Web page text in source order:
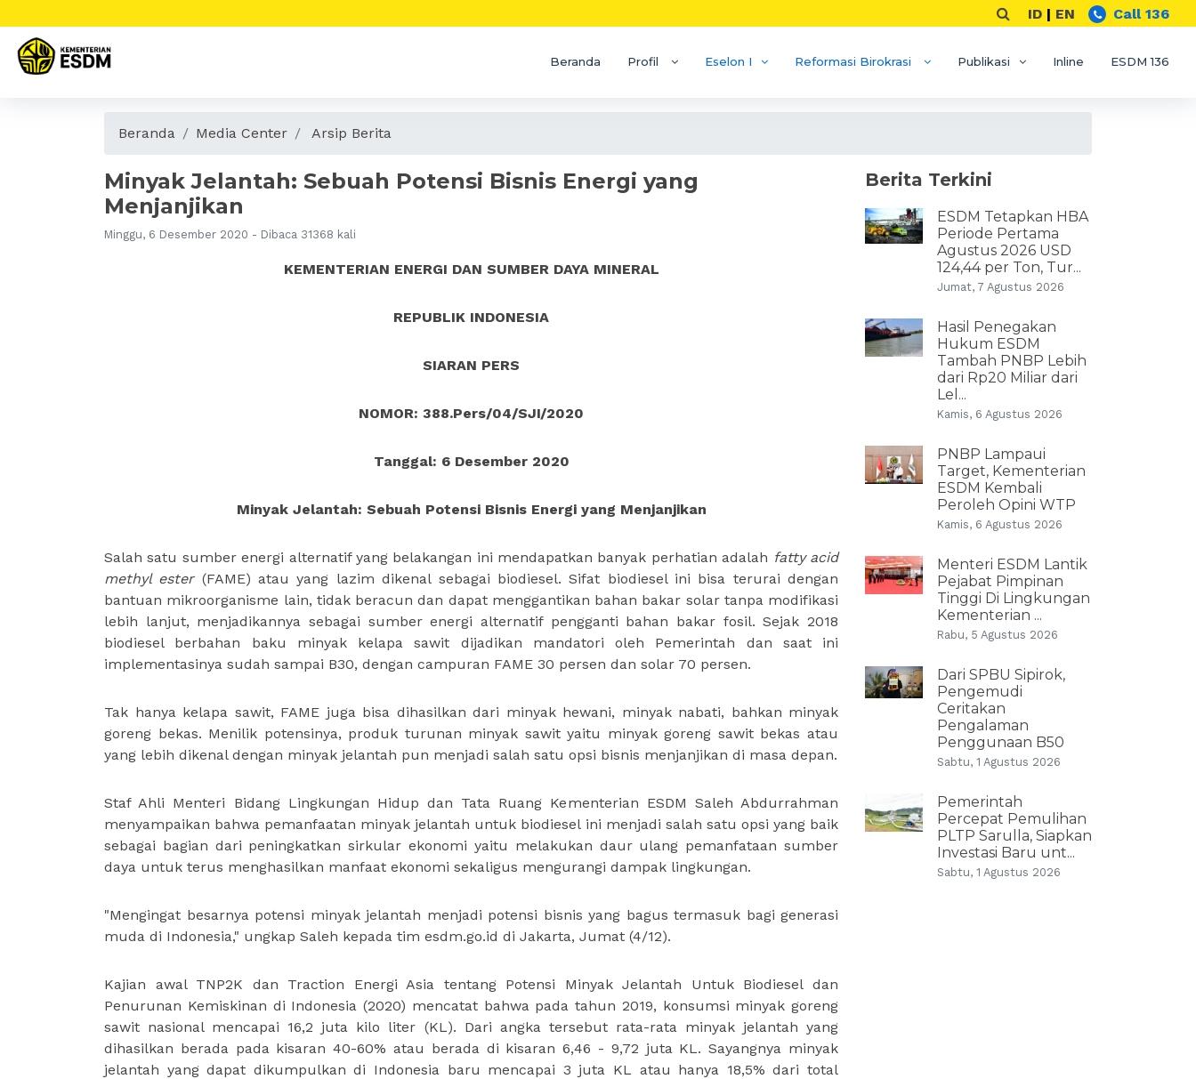
ID | EN Call 136
Beranda Profil Eselon I Reformasi Birokrasi Publikasi Inline ESDM 136
Beranda Media Center Arsip Berita
Minyak Jelantah: Sebuah Potensi Bisnis Energi yang
Menjanjikan
Minggu, 6 Desember 2020 - Dibaca 31368 kali
KEMENTERIAN ENERGI DAN SUMBER DAYA MINERAL
REPUBLIK INDONESIA
SIARAN PERS
NOMOR: 388.Pers/04/SJI/2020
Tanggal: 6 Desember 2020
Minyak Jelantah: Sebuah Potensi Bisnis Energi yang Menjanjikan
Salah satu sumber energi alternatif yang belakangan ini mendapatkan banyak perhatian adalah fatty acid
methyl ester (FAME) atau yang lazim dikenal sebagai biodiesel. Sifat biodiesel ini bisa terurai dengan
bantuan mikroorganisme lain, tidak beracun dan dapat menggantikan bahan bakar solar tanpa modifikasi
lebih lanjut, menjadikannya sebagai sumber energi alternatif pengganti bahan bakar fosil. Sejak 2018
biodiesel berbahan baku minyak kelapa sawit dijadikan mandatori oleh Pemerintah dan saat ini
implementasinya sudah sampai B30, dengan campuran FAME 30 persen dan solar 70 persen.
Tak hanya kelapa sawit, FAME juga bisa dihasilkan dari minyak hewani, minyak nabati, bahkan minyak
goreng bekas. Menilik potensinya, produk turunan minyak sawit yaitu minyak goreng sawit bekas atau
yang lebih dikenal dengan minyak jelantah pun menjadi salah satu opsi bisnis menjanjikan di masa depan.
Staf Ahli Menteri Bidang Lingkungan Hidup dan Tata Ruang Kementerian ESDM Saleh Abdurrahman
menyampaikan bahwa pemanfaatan minyak jelantah untuk biodiesel ini menjadi salah satu opsi yang baik
sebagai bagian dari peningkatkan sirkular ekonomi yaitu melakukan daur ulang pemanfataan sumber
daya untuk terus menghasilkan manfaat ekonomi sekaligus mengurangi dampak lingkungan.
"Mengingat besarnya potensi minyak jelantah menjadi potensi bisnis yang bagus termasuk bagi generasi
muda di Indonesia," ungkap Saleh kepada tim esdm.go.id di Jakarta, Jumat (4/12).
Kajian awal TNP2K dan Traction Energi Asia tentang Potensi Minyak Jelantah Untuk Biodiesel dan
Penurunan Kemiskinan di Indonesia (2020) mencatat bahwa pada tahun 2019, konsumsi minyak goreng
sawit nasional mencapai 16,2 juta kilo liter (KL). Dari angka tersebut rata-rata minyak jelantah yang
dihasilkan berada pada kisaran 40-60% atau berada di kisaran 6,46 - 9,72 juta KL. Sayangnya minyak
jelantah yang dapat dikumpulkan di Indonesia baru mencapai 3 juta KL atau hanya 18,5% dari total
Berita Terkini
ESDM Tetapkan HBA
Periode Pertama
Agustus 2026 USD
124,44 per Ton, Tur...
Jumat, 7 Agustus 2026
Hasil Penegakan
Hukum ESDM
Tambah PNBP Lebih
dari Rp20 Miliar dari
Lel...
Kamis, 6 Agustus 2026
PNBP Lampaui
Target, Kementerian
ESDM Kembali
Peroleh Opini WTP
Kamis, 6 Agustus 2026
Menteri ESDM Lantik
Pejabat Pimpinan
Tinggi Di Lingkungan
Kementerian ...
Rabu, 5 Agustus 2026
Dari SPBU Sipirok,
Pengemudi
Ceritakan
Pengalaman
Penggunaan B50
Sabtu, 1 Agustus 2026
Pemerintah
Percepat Pemulihan
PLTP Sarulla, Siapkan
Investasi Baru unt...
Sabtu, 1 Agustus 2026